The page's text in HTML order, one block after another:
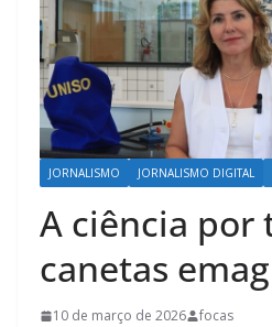
JORNALISMO JORNALISMO DIGITAL
A ciência por
canetas
10 de março de 2026 focas